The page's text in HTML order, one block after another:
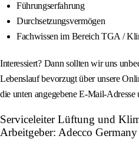
Führungserfahrung
Durchsetzungsvermögen
Fachwissen im Bereich TGA /
Interessiert? Dann sollten wir uns
Lebenslauf bevorzugt über unsere
die unten angegebene E-Mail-
Serviceleiter Lüftung und
Arbeitgeber: Adecco Germany